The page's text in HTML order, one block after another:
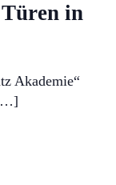
in
Akademie“